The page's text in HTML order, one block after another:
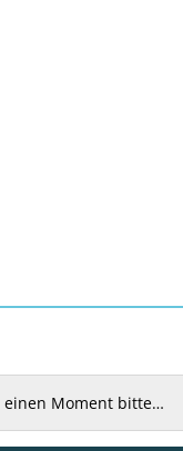
einen Moment bitte…